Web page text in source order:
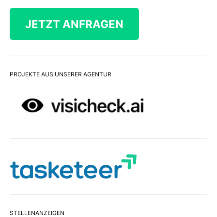
JETZT ANFRAGEN
PROJEKTE AUS UNSERER AGENTUR
STELLENANZEIGEN